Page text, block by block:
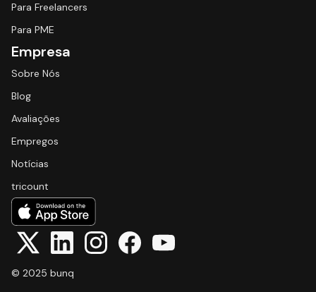
Para Freelancers
Para PME
Empresa
Sobre Nós
Blog
Avaliações
Empregos
Notícias
tricount
© 2025 bunq